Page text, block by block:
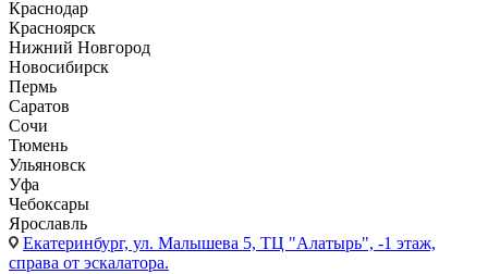
Краснодар
Красноярск
Нижний Новгород
Новосибирск
Пермь
Саратов
Сочи
Тюмень
Ульяновск
Уфа
Чебоксары
Ярославль
Екатеринбург, ул. Малышева 5, ТЦ "Алатырь", -1 этаж,
справа от эскалатора.